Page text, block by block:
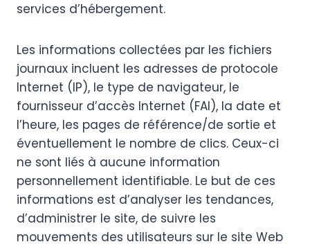
services d’hébergement.
Les informations collectées par les fichiers
journaux incluent les adresses de protocole
Internet (IP), le type de navigateur, le
fournisseur d’accès Internet (FAI), la date et
l’heure, les pages de référence/de sortie et
éventuellement le nombre de clics. Ceux-ci
ne sont liés à aucune information
personnellement identifiable. Le but de ces
informations est d’analyser les tendances,
d’administrer le site, de suivre les
mouvements des utilisateurs sur le site Web